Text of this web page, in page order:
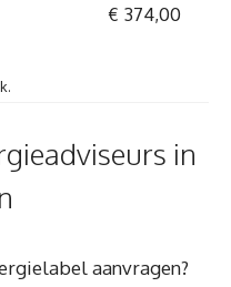
€ 374,00
in
aanvragen?